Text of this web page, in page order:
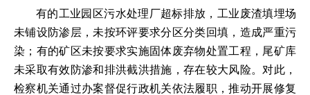
有的工业园区污水处理厂超标排放，工业废渣填埋场
未铺设防渗层，未按环评要求分区分类回填，造成严重污
染；有的矿区未按要求实施固体废弃物处置工程，尾矿库
未采取有效防渗和排洪截洪措施，存在较大风险。对此，
检察机关通过办案督促行政机关依法履职，推动开展修复